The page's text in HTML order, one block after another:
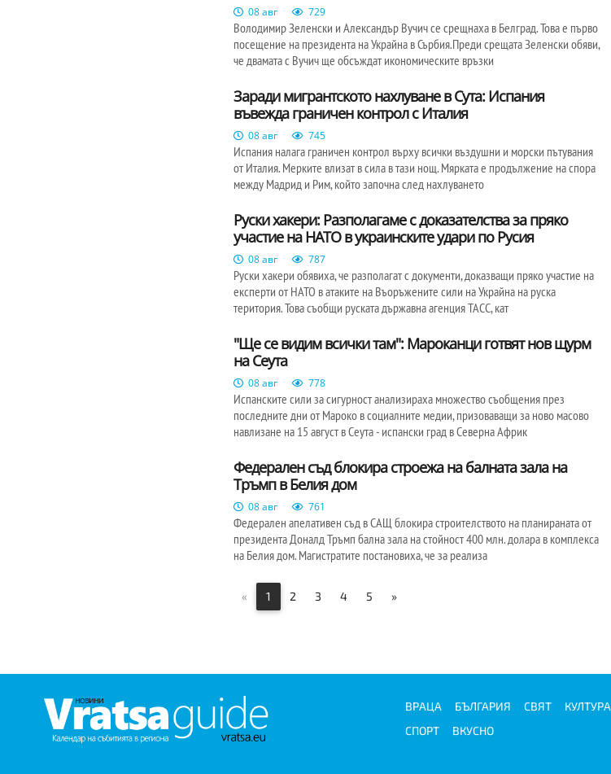
08 авг 729
Володимир Зеленски и Александър Вучич се срещнаха в Белград. Това е първо
посещение на президента на Украйна в Сърбия.Преди срещата Зеленски обяви,
че двамата с Вучич ще обсъждат икономическите връзки
Заради мигрантското нахлуване в Сута: Испания
въвежда граничен контрол с Италия
08 авг 745
Испания налага граничен контрол върху всички въздушни и морски пътувания
от Италия. Мерките влизат в сила в тази нощ. Мярката е продължение на спора
между Мадрид и Рим, който започна след нахлуването
Руски хакери: Разполагаме с доказателства за пряко
участие на НАТО в украинските удари по Русия
08 авг 787
Руски хакери обявиха, че разполагат с документи, доказващи пряко участие на
експерти от НАТО в атаките на Въоръжените сили на Украйна на руска
територия. Това съобщи руската държавна агенция ТАСС, кат
"Ще се видим всички там": Мароканци готвят нов щурм
на Сеута
08 авг 778
Испанските сили за сигурност анализираха множество съобщения през
последните дни от Мароко в социалните медии, призоваващи за ново масово
навлизане на 15 август в Сеута - испански град в Северна Африк
Федерален съд блокира строежа на балната зала на
Тръмп в Белия дом
08 авг 761
Федерален апелативен съд в САЩ блокира строителството на планираната от
президента Доналд Тръмп бална зала на стойност 400 млн. долара в комплекса
на Белия дом. Магистратите постановиха, че за реализа
« 1 2 3 4 5 »
ВРАЦА БЪЛГАРИЯ СВЯТ КУЛТУРА
СПОРТ
ВКУСНО